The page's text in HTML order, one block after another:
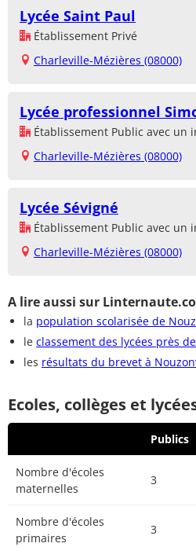
Lycée Saint Paul
Établissement Privé
Charleville-Mézières (08000)
Lycée professionnel
Établissement Public avec un
Charleville-Mézières (08000)
Lycée Sévigné
Établissement Public avec un
Charleville-Mézières (08000)
A lire aussi sur
la population scolarisée de
le classement des lycées près
les résultats du brevet à
Ecoles, collèges et
Publics
Nombre d'écoles
maternelles
3
Nombre d'écoles
primaires
3